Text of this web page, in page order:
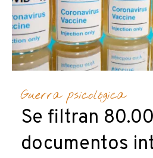
Guerra psicológica
Se filtran
documentos